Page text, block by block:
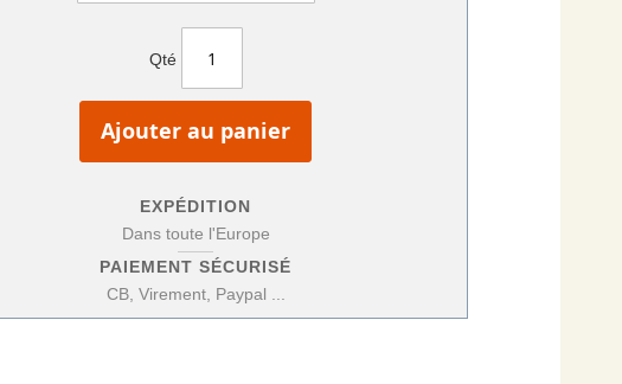
Qté
Ajouter au panier
EXPÉDITION
Dans toute l'Europe
PAIEMENT SÉCURISÉ
CB, Virement, Paypal ...